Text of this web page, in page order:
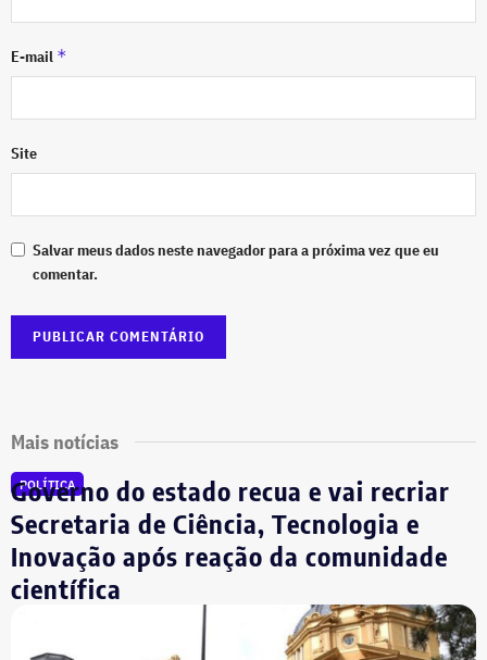
E-mail *
Site
Salvar meus dados neste navegador para a próxima vez que eu
comentar.
Mais notícias
POLÍTICA
Governo do estado recua e vai recriar
Secretaria de Ciência, Tecnologia e
Inovação após reação da comunidade
científica